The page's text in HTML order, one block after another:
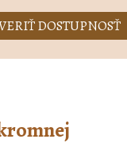
DOSTUPNOSŤ